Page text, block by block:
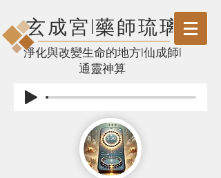
玄成宮l藥師琉璃
​淨化與改變生命的地方l仙成師l
通靈神算